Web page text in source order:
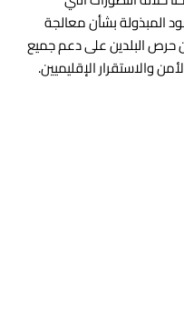
المبذولة بشأن معالجة
حرص البلدين على دعم جميع
والاستقرار الإقليميين.